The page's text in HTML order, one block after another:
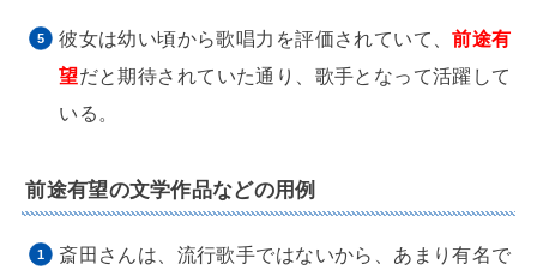
彼女は幼い頃から歌唱力を評価されていて、前途有
望だと期待されていた通り、歌手となって活躍して
いる。
前途有望の文学作品などの用例
斎田さんは、流行歌手ではないから、あまり有名で